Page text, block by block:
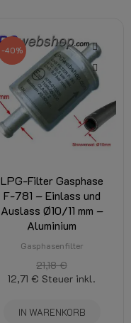
-40%
LPG-Filter Gasphase
F-781 – Einlass und
Auslass Ø10/11 mm –
Aluminium
Gasphasenfilter
21,18 €
12,71 € Steuer inkl.
IN WARENKORB